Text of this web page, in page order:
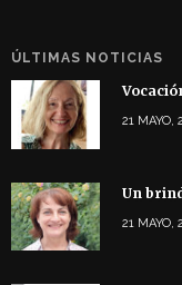
ÚLTIMAS NOTICIAS
21 MAYO,
Un
21 MAYO,